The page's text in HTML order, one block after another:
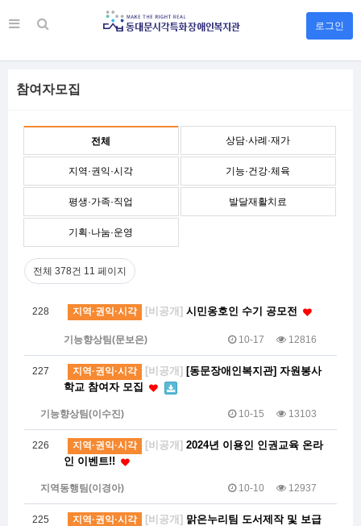
로그인
참여자모집
전체 상담·사례·재가
지역·권익·시각 기능·건강·체육
평생·가족·직업 발달재활치료
기획·나눔·운영
전체 378건 11 페이지
228 지역·권익·시각 [비공개] 시민옹호인 수기 공모전
기능향상팀(문보은) 12816
10-17
227 지역·권익·시각 [비공개] [동문장애인복지관] 자원봉사
학교 참여자 모집
기능향상팀(이수진) 13103
10-15
226 지역·권익·시각 [비공개] 2024년 이용인 인권교육 온라
인 이벤트!!
지역동행팀(이경아) 12937
10-10
225 지역·권익·시각 [비공개] 맑은누리팀 도서제작 및 보급